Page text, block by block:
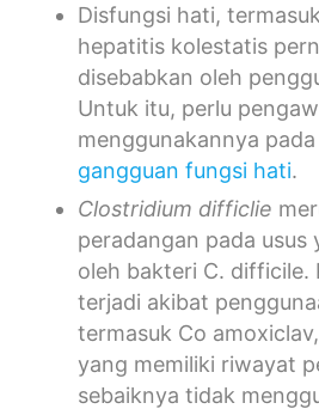
Disfungsi hati,
hepatitis kolestatis
disebabkan oleh
Untuk itu, perlu
menggunakannya
gangguan fungsi hati.
Clostridium difficlie
peradangan pada usus
oleh bakteri C. difficile.
terjadi akibat
termasuk Co
yang memiliki riwayat
sebaiknya tidak